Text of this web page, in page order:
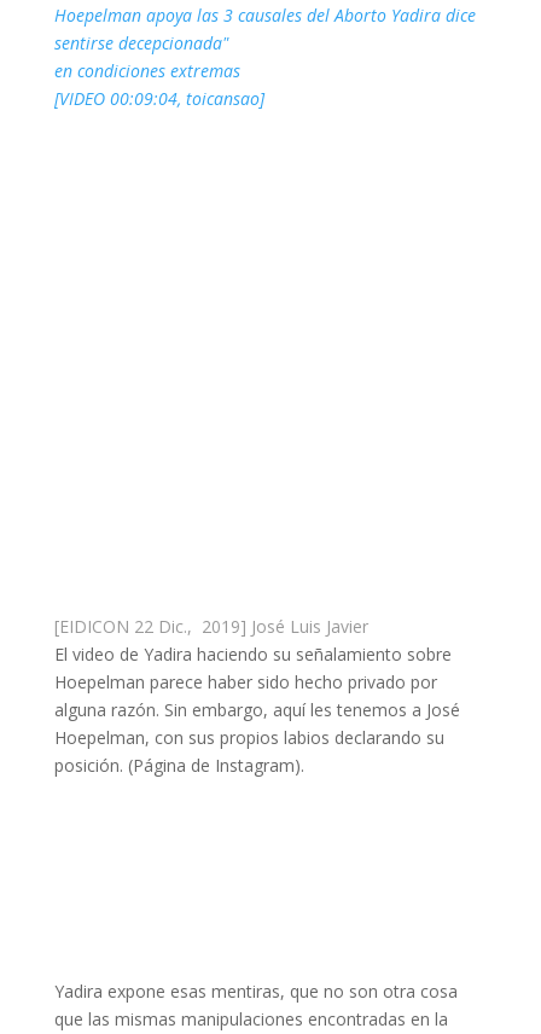
Hoepelman apoya las 3 causales del Aborto Yadira dice
sentirse decepcionada"
en condiciones extremas
[VIDEO 00:09:04, toicansao]
[EIDICON 22 Dic., 2019] José Luis Javier
El video de Yadira haciendo su señalamiento sobre
Hoepelman parece haber sido hecho privado por
alguna razón. Sin embargo, aquí les tenemos a José
Hoepelman, con sus propios labios declarando su
posición. (Página de Instagram).
Yadira expone esas mentiras, que no son otra cosa
que las mismas manipulaciones encontradas en la